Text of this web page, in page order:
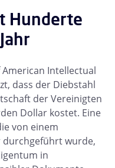
Hunderte
Intellectual
dass der Diebstahl
der Vereinigten
Dollar kostet. Eine
von einem
durchgeführt wurde,
in